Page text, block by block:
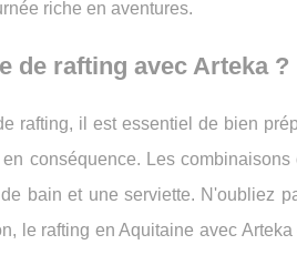
riche en aventures.
de rafting avec Arteka ?
rafting, il est essentiel de bien
conséquence. Les
bain et une serviette. N'oubliez
le rafting en Aquitaine avec